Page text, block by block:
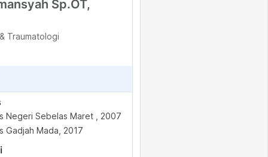
Sp.OT,
Traumatologi
Negeri Sebelas Maret , 2007
Gadjah Mada, 2017